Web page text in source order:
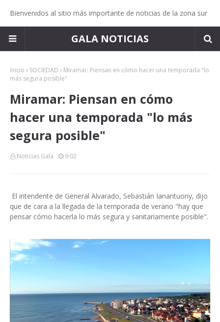
Bienvenidos al sitio más importante de noticias de la zona sur
GALA NOTICIAS
Inicio SOCIEDAD
Miramar: Piensan en cómo hacer una temporada "lo
más segura posible"
Miramar: Piensan en cómo
hacer una temporada "lo más
segura posible"
Noticias Gala 9:02
El intendente de General Alvarado, Sebastián Ianantuony, dijo
que de cara a la llegada de la temporada de verano "hay que
pensar cómo hacerla lo más segura y sanitariamente posible".